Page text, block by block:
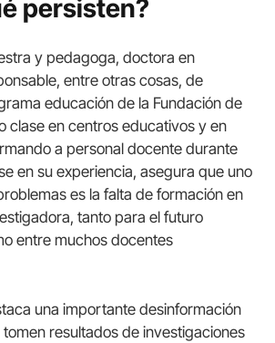
persisten?
y pedagoga, doctora en
entre otras cosas, de
educación de la Fundación de
clase en centros educativos y en
a personal docente durante
en su experiencia, asegura que uno
es la falta de formación en
tanto para el futuro
entre muchos docentes
una importante desinformación
resultados de investigaciones